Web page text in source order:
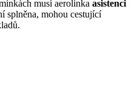
musí aerolinka asistenci
splněna, mohou cestující